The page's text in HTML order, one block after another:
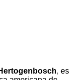
, es